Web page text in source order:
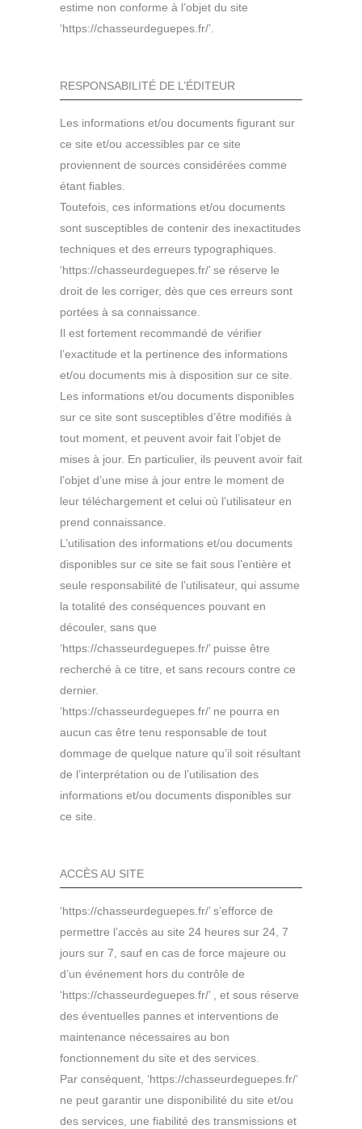
estime non conforme à l’objet du site
‘https://chasseurdeguepes.fr/’.
RESPONSABILITÉ DE L’ÉDITEUR
Les informations et/ou documents figurant sur
ce site et/ou accessibles par ce site
proviennent de sources considérées comme
étant fiables.
Toutefois, ces informations et/ou documents
sont susceptibles de contenir des inexactitudes
techniques et des erreurs typographiques.
‘https://chasseurdeguepes.fr/’ se réserve le
droit de les corriger, dès que ces erreurs sont
portées à sa connaissance.
Il est fortement recommandé de vérifier
l’exactitude et la pertinence des informations
et/ou documents mis à disposition sur ce site.
Les informations et/ou documents disponibles
sur ce site sont susceptibles d’être modifiés à
tout moment, et peuvent avoir fait l’objet de
mises à jour. En particulier, ils peuvent avoir fait
l’objet d’une mise à jour entre le moment de
leur téléchargement et celui où l’utilisateur en
prend connaissance.
L’utilisation des informations et/ou documents
disponibles sur ce site se fait sous l’entière et
seule responsabilité de l’utilisateur, qui assume
la totalité des conséquences pouvant en
découler, sans que
‘https://chasseurdeguepes.fr/’ puisse être
recherché à ce titre, et sans recours contre ce
dernier.
‘https://chasseurdeguepes.fr/’ ne pourra en
aucun cas être tenu responsable de tout
dommage de quelque nature qu’il soit résultant
de l’interprétation ou de l’utilisation des
informations et/ou documents disponibles sur
ce site.
ACCÈS AU SITE
‘https://chasseurdeguepes.fr/’ s’efforce de
permettre l’accès au site 24 heures sur 24, 7
jours sur 7, sauf en cas de force majeure ou
d’un événement hors du contrôle de
‘https://chasseurdeguepes.fr/’ , et sous réserve
des éventuelles pannes et interventions de
maintenance nécessaires au bon
fonctionnement du site et des services.
Par conséquent, ‘https://chasseurdeguepes.fr/’
ne peut garantir une disponibilité du site et/ou
des services, une fiabilité des transmissions et